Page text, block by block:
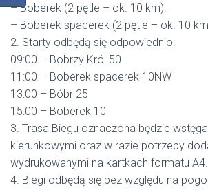
– Boberek (2 pętle – ok. 10 km).
– Boberek spacerek (2 pętle – ok. 10
2. Starty odbędą się odpowiednio:
09:00 – Bobrzy Król 50
11:00 – Boberek spacerek 10NW
13:00 – Bóbr 25
15:00 – Boberek 10
3. Trasa Biegu oznaczona będzie
kierunkowymi oraz w razie potrzeby
wydrukowanymi na kartkach formatu A4.
4. Biegi odbędą się bez względu na